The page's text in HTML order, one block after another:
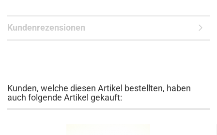
Kundenrezensionen
Kunden, welche diesen Artikel bestellten, haben
auch folgende Artikel gekauft: